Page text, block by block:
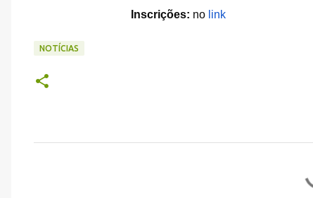
Inscrições: no link
NOTÍCIAS